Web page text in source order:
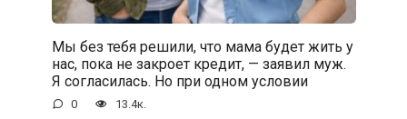
Мы без тебя решили, что мама будет жить у
нас, пока не закроет кредит, — заявил муж.
Я согласилась. Но при одном условии
0 13.4к.